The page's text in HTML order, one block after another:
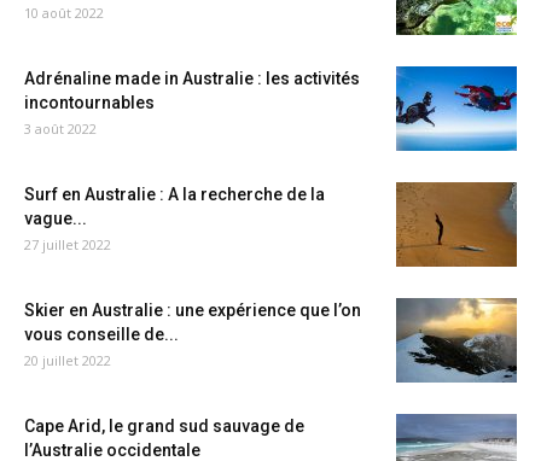
10 août 2022
Adrénaline made in Australie : les activités
incontournables
3 août 2022
Surf en Australie : A la recherche de la
vague...
27 juillet 2022
Skier en Australie : une expérience que l’on
vous conseille de...
20 juillet 2022
Cape Arid, le grand sud sauvage de
l’Australie occidentale